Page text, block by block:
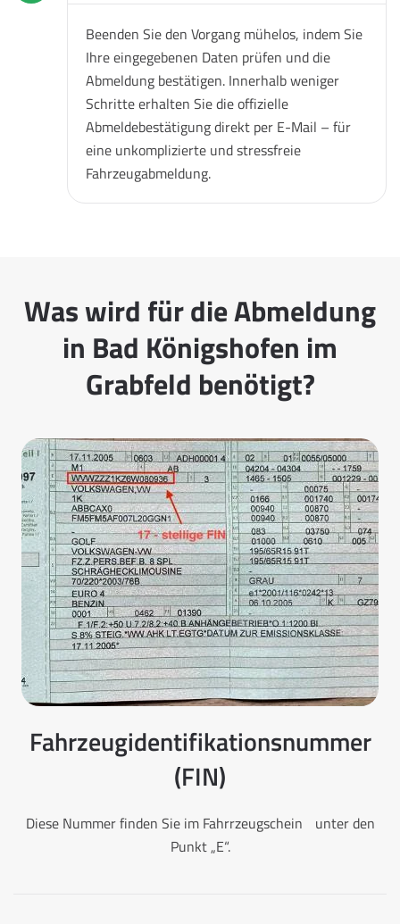
Beenden Sie den Vorgang mühelos, indem Sie
Ihre eingegebenen Daten prüfen und die
Abmeldung bestätigen. Innerhalb weniger
Schritte erhalten Sie die offizielle
Abmeldebestätigung direkt per E-Mail – für
eine unkomplizierte und stressfreie
Fahrzeugabmeldung.
Was wird für die Abmeldung
in Bad Königshofen im
Grabfeld benötigt?
Fahrzeugidentifikationsnummer
(FIN)
Diese Nummer finden Sie im Fahrrzeugschein unter den
Punkt „E“.